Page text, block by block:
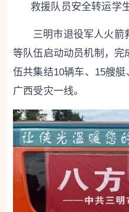
救援队员安全转运学
三明市退役军人火箭
等队伍启动动员机制，完
伍共集结10辆车、15艘
广西受灾一线。